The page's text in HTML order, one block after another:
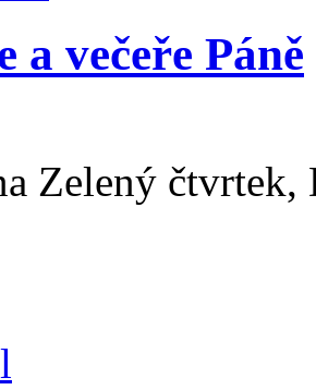
a večeře Páně
Zelený čtvrtek,